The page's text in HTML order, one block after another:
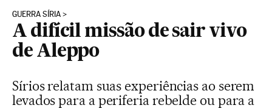
GUERRA SÍRIA
A difícil missão de sair vivo
de Aleppo
Sírios relatam suas experiências ao serem
levados para a periferia rebelde ou para a